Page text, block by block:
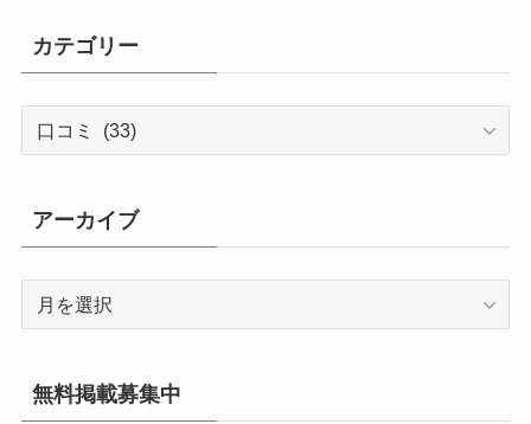
カテゴリー
リ
ー
アーカイブ
イ
ブ
無料掲載募集中